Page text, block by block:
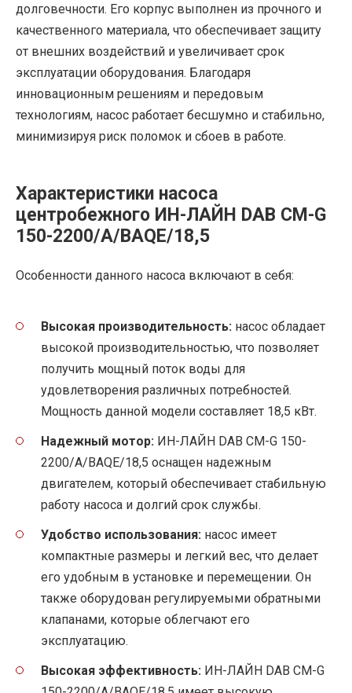
долговечности. Его корпус выполнен из прочного и
качественного материала, что обеспечивает защиту
от внешних воздействий и увеличивает срок
эксплуатации оборудования. Благодаря
инновационным решениям и передовым
технологиям, насос работает бесшумно и стабильно,
минимизируя риск поломок и сбоев в работе.
Характеристики насоса
центробежного ИН-ЛАЙН DAB CM-G
150-2200/A/BAQE/18,5
Особенности данного насоса включают в себя:
Высокая производительность: насос обладает
высокой производительностью, что позволяет
получить мощный поток воды для
удовлетворения различных потребностей.
Мощность данной модели составляет 18,5 кВт.
Надежный мотор: ИН-ЛАЙН DAB CM-G 150-
2200/A/BAQE/18,5 оснащен надежным
двигателем, который обеспечивает стабильную
работу насоса и долгий срок службы.
Удобство использования: насос имеет
компактные размеры и легкий вес, что делает
его удобным в установке и перемещении. Он
также оборудован регулируемыми обратными
клапанами, которые облегчают его
эксплуатацию.
Высокая эффективность: ИН-ЛАЙН DAB CM-G